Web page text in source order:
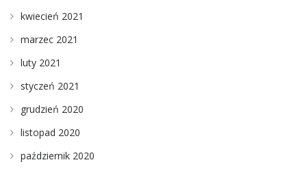
kwiecień 2021
marzec 2021
luty 2021
styczeń 2021
grudzień 2020
listopad 2020
październik 2020